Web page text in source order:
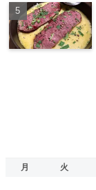
月 火